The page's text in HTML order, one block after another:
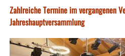
Zahlreiche Termine im vergangenen
Jahreshauptversammlung